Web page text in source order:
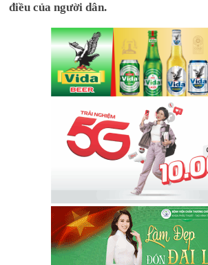
điều của người dân.